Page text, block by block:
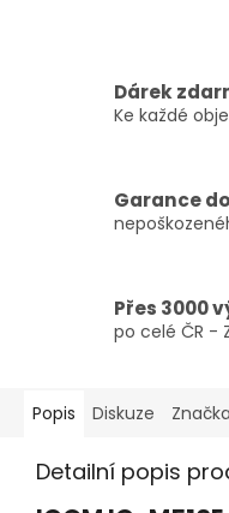
Dárek
Ke každé
Garance
Přes 3000
po celé ČR -
Popis Diskuze Značka
Detailní popis